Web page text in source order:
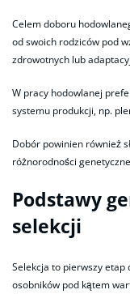
Celem doboru
od swoich rodziców pod
zdrowotnych lub
W pracy hodowlanej
systemu produkcji, np.
Dobór powinien również
różnorodności
Podstawy
selekcji
Selekcja to pierwszy
osobników pod kątem